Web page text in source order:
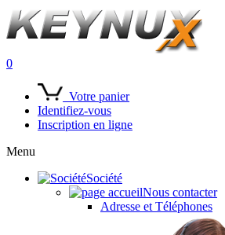
0
Votre panier
Identifiez-vous
Inscription en ligne
Menu
Société
Nous contacter
Adresse et Téléphones